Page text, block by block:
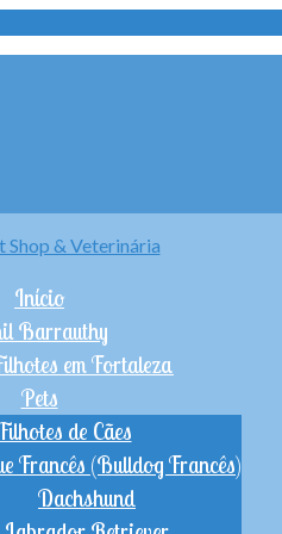
Início
Barrauthy
em Fortaleza
Pets
de Cães
Francês (Bulldog Francês)
Dachshund